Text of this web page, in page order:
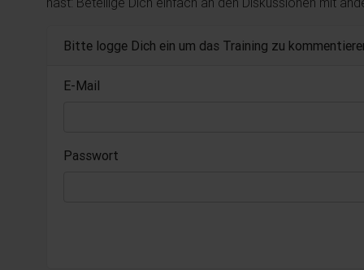
Bitte logge Dich ein um das Training zu
E-Mail
Passwort